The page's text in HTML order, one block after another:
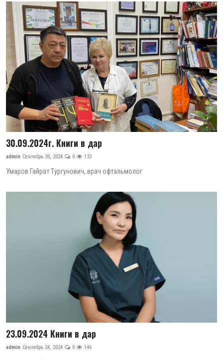
30.09.2024г. Книги в дар
admin Сентябрь 30, 2024 0 133
Умаров Гайрат Тургунович, врач офтальмолог
23.09.2024 Книги в дар
admin Сентябрь 24, 2024 0 146